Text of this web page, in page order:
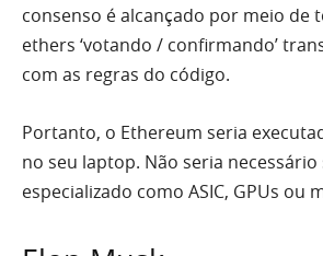
consenso é alcançado por meio de
ethers ‘votando / confirmando’
com as regras do código.
Portanto, o Ethereum seria
no seu laptop. Não seria
especializado como ASIC, GPUs ou